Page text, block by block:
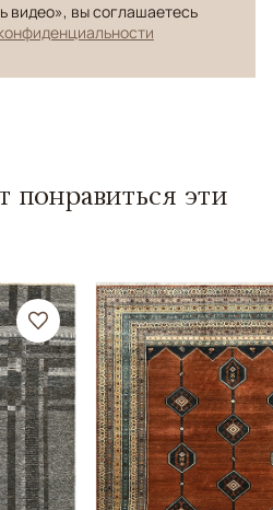
видео», вы соглашаетесь
понравиться эти